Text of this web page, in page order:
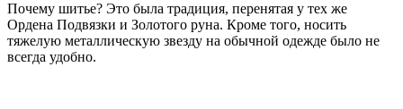
Почему шитье? Это была традиция, перенятая у тех же
Ордена Подвязки и Золотого руна. Кроме того, носить
тяжелую металлическую звезду на обычной одежде было не
всегда удобно.